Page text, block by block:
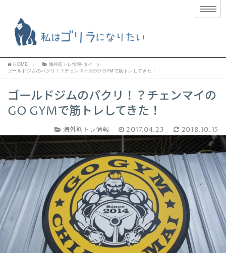
HOME
海外筋トレ情報-タイ
ゴールドジムのパクリ！？チェンマイのGO GYMで筋トレしてきた！
ゴールドジムのパクリ！？チェンマイの
GO GYMで筋トレしてきた！
海外筋トレ情報 2017.04.23 2018.10.15